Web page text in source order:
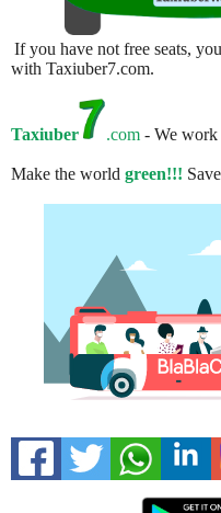
If you have not free seats,
with Taxiuber7.com.
Taxiuber .com - We work
Make the world green!!!